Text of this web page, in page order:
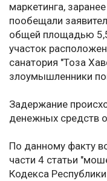
маркетинга,
пообещали
общей площадью
участок
санатория "Тоза
злоумышленники
Задержание
денежных средств
По данному факту
части 4 статьи
Кодекса